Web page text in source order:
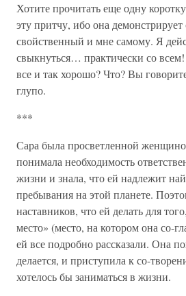
Хотите прочитать еще одну
эту притчу, ибо она
свойственный и мне самому. Я
свыкнуться… практически со всем!
все и так хорошо? Что? Вы
глупо.
***
Сара была просветленной
понимала необходимость
жизни и знала, что ей надлежит
пребывания на этой планете.
наставников, что ей делать для
место» (место, на котором она со-
ей все подробно рассказали. Она
делается, и приступила к со-
хотелось бы заниматься в жизни.